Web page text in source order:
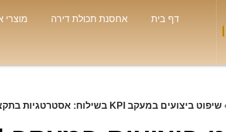
דף בית אחסנת תכולת דירה מוצרי
שיפוט ביצועים במעקב KPI בשילוח: אסטרטגיות בתקציב נמוך